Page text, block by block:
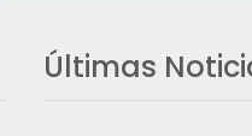
Últimas